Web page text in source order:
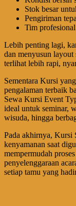
Stok besar
Pengiriman
Tim
Lebih penting lagi,
dan menyusun layout
terlihat lebih rapi,
Sementara Kursi
pengalaman terbaik
Sewa Kursi Event
ideal untuk seminar,
wisuda, hingga
Pada akhirnya, Kursi
kenyamanan saat
mempermudah
penyelenggaraan
setiap tamu yang